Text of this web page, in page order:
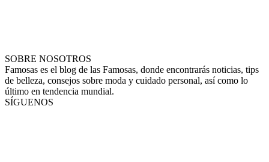
SOBRE NOSOTROS
Famosas es el blog de las Famosas, donde encontrarás noticias, tips
de belleza, consejos sobre moda y cuidado personal, así como lo
último en tendencia mundial.
SÍGUENOS